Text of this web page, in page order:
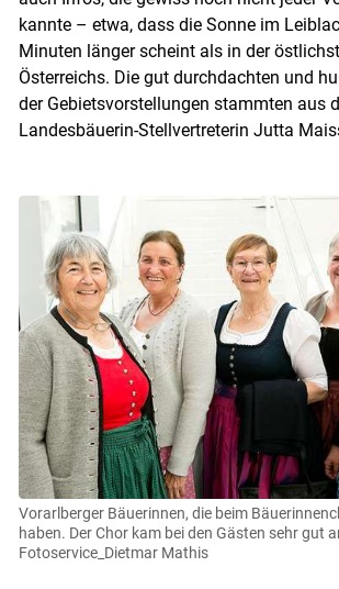
kannte – etwa, dass die Sonne im
Minuten länger scheint als in der
Österreichs. Die gut durchdachten und
der Gebietsvorstellungen stammten aus
Landesbäuerin-Stellvertreterin Jutta
Vorarlberger Bäuerinnen, die beim
haben. Der Chor kam bei den Gästen sehr gut
Fotoservice_Dietmar Mathis